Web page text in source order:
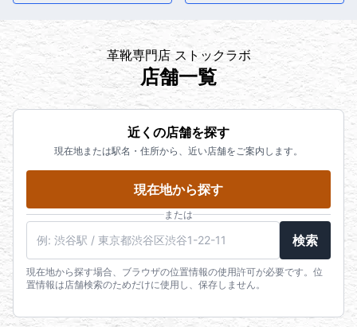
革靴専門店 ストックラボ
店舗一覧
近くの店舗を探す
現在地または駅名・住所から、近い店舗をご案内します。
現在地から探す
または
検索
現在地から探す場合、ブラウザの位置情報の使用許可が必要です。位
置情報は店舗検索のためだけに使用し、保存しません。